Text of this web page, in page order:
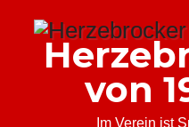
springen
von
Im Verein ist